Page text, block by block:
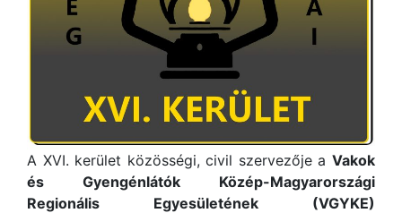
A XVI. kerület közösségi, civil szervezője a Vakok
és Gyengénlátók Közép-Magyarországi
Regionális Egyesületének (VGYKE)